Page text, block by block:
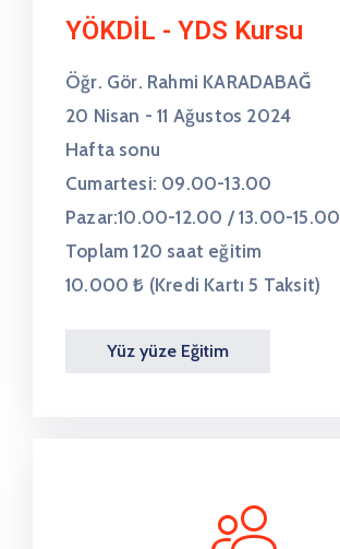
YÖKDİL - YDS Kursu
Öğr. Gör. Rahmi KARADABAĞ
20 Nisan - 11 Ağustos 2024
Hafta sonu
Cumartesi: 09.00-13.00
Pazar:10.00-12.00 / 13.00-15.00
Toplam 120 saat eğitim
10.000 ₺ (Kredi Kartı 5 Taksit)
Yüz yüze Eğitim